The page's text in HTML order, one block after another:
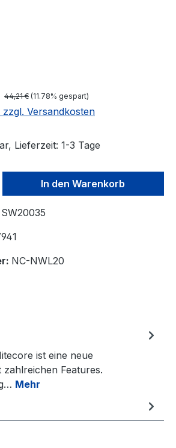
44,21 € (11.78% gespart)
Versandkosten
Lieferzeit: 1-3 Tage
Gib den
In den Warenkorb
SW20035
NC-NWL20
ist eine neue
Features.
Mehr